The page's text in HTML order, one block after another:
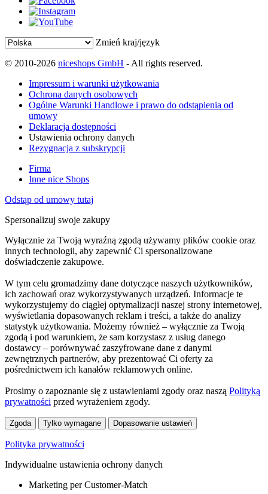
Zmień kraj/język
© 2010-2026 niceshops GmbH - All rights reserved.
Impressum i warunki użytkowania
Ochrona danych osobowych
Ogólne Warunki Handlowe i prawo do odstąpienia od
umowy
Deklaracja dostępności
Ustawienia ochrony danych
Rezygnacja z subskrypcji
Firma
Inne nice Shops
Odstąp od umowy tutaj
Spersonalizuj swoje zakupy
Wyłącznie za Twoją wyraźną zgodą używamy plików cookie oraz
innych technologii, aby zapewnić Ci spersonalizowane
doświadczenie zakupowe.
W tym celu gromadzimy dane dotyczące naszych użytkowników,
ich zachowań oraz wykorzystywanych urządzeń. Informacje te
wykorzystujemy do ciągłej optymalizacji naszej strony internetowej,
wyświetlania dopasowanych reklam i treści, a także do analizy
statystyk użytkowania. Możemy również – wyłącznie za Twoją
zgodą i pod warunkiem, że sam korzystasz z usług danego
dostawcy – porównywać zaszyfrowane dane z danymi
zewnętrznych partnerów, aby prezentować Ci oferty za
pośrednictwem ich kanałów reklamowych online.
Prosimy o zapoznanie się z ustawieniami zgody oraz naszą Polityką
prywatności przed wyrażeniem zgody.
Zgoda Tylko wymagane Dopasowanie ustawień
Polityka prywatności
Indywidualne ustawienia ochrony danych
Marketing per Customer-Match